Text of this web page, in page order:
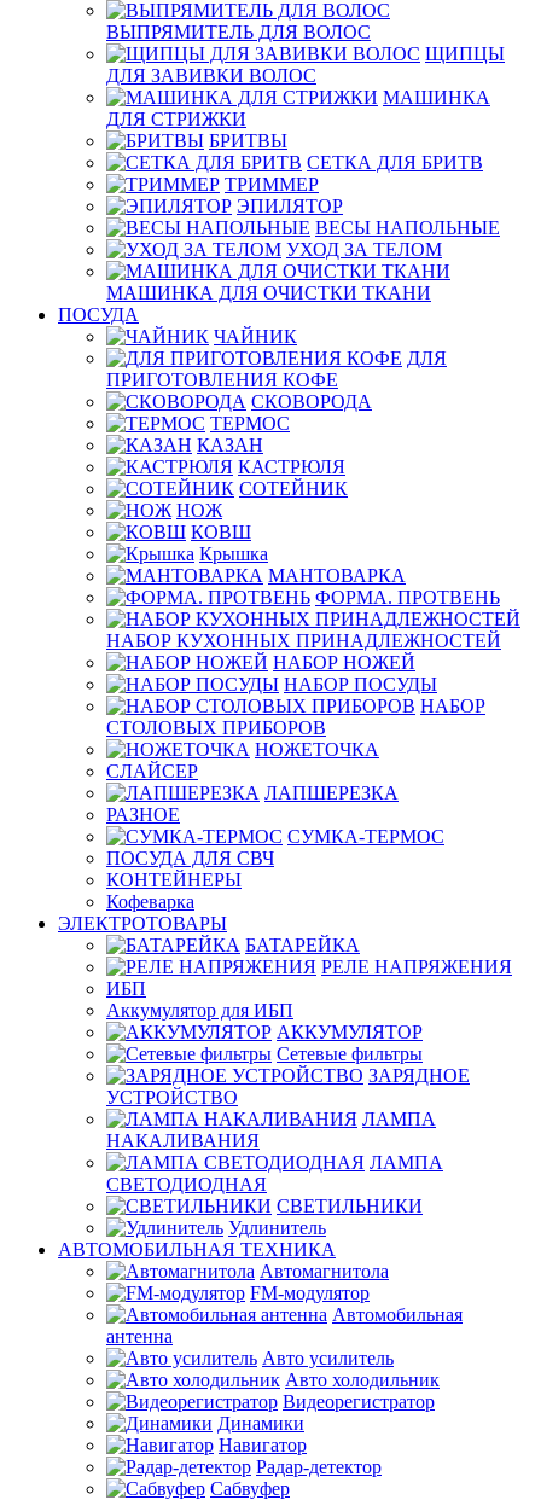
ВЫПРЯМИТЕЛЬ ДЛЯ ВОЛОС
ЩИПЦЫ
ДЛЯ ЗАВИВКИ ВОЛОС
МАШИНКА
ДЛЯ СТРИЖКИ
БРИТВЫ
СЕТКА ДЛЯ БРИТВ
ТРИММЕР
ЭПИЛЯТОР
ВЕСЫ НАПОЛЬНЫЕ
УХОД ЗА ТЕЛОМ
МАШИНКА ДЛЯ ОЧИСТКИ ТКАНИ
ПОСУДА
ЧАЙНИК
ДЛЯ
ПРИГОТОВЛЕНИЯ КОФЕ
СКОВОРОДА
ТЕРМОС
КАЗАН
КАСТРЮЛЯ
СОТЕЙНИК
НОЖ
КОВШ
Крышка
МАНТОВАРКА
ФОРМА. ПРОТВЕНЬ
НАБОР КУХОННЫХ ПРИНАДЛЕЖНОСТЕЙ
НАБОР НОЖЕЙ
НАБОР ПОСУДЫ
НАБОР
СТОЛОВЫХ ПРИБОРОВ
НОЖЕТОЧКА
СЛАЙСЕР
ЛАПШЕРЕЗКА
РАЗНОЕ
СУМКА-ТЕРМОС
ПОСУДА ДЛЯ СВЧ
КОНТЕЙНЕРЫ
Кофеварка
ЭЛЕКТРОТОВАРЫ
БАТАРЕЙКА
РЕЛЕ НАПРЯЖЕНИЯ
ИБП
Аккумулятор для ИБП
АККУМУЛЯТОР
Сетевые фильтры
ЗАРЯДНОЕ
УСТРОЙСТВО
ЛАМПА
НАКАЛИВАНИЯ
ЛАМПА
СВЕТОДИОДНАЯ
СВЕТИЛЬНИКИ
Удлинитель
АВТОМОБИЛЬНАЯ ТЕХНИКА
Автомагнитола
FM-модулятор
Автомобильная
антенна
Авто усилитель
Авто холодильник
Видеорегистратор
Динамики
Навигатор
Радар-детектор
Сабвуфер